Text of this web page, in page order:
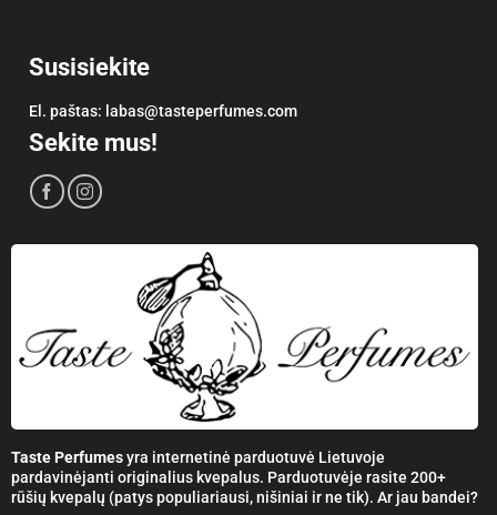
Susisiekite
El. paštas: labas@tasteperfumes.com
Sekite mus!
Taste Perfumesyra internetinė parduotuvė Lietuvoje
pardavinėjanti originalius kvepalus. Parduotuvėje rasite 200+
rūšių kvepalų (patys populiariausi, nišiniai ir ne tik). Ar jau bandei?